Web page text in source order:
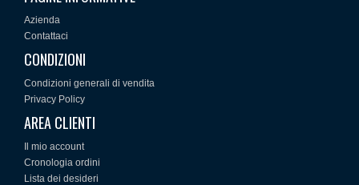
Azienda
Contattaci
CONDIZIONI
Condizioni generali di vendita
Privacy Policy
AREA CLIENTI
Il mio account
Cronologia ordini
Lista dei desideri